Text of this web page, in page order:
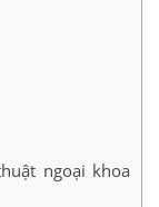
ngoại khoa